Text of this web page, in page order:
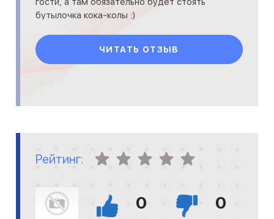
бутылочка кока-колы :)
ЧИТАТЬ ОТЗЫВ
Рейтинг:
0 0